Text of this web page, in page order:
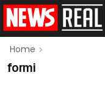
Home
formi